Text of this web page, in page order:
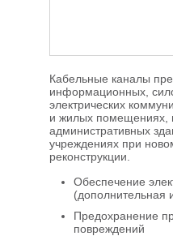
и Пожарное
Электрика
и
освещение
Акционные
товары
Кабельные каналы
информационных,
электрических
и жилых помещениях,
административных
учреждениях при
реконструкции.
Обеспечение
(дополнительная
Предохранение
повреждений